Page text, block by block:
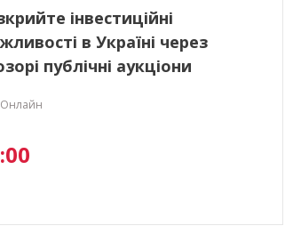
інвестиційні
в Україні через
публічні аукціони
Онлайн